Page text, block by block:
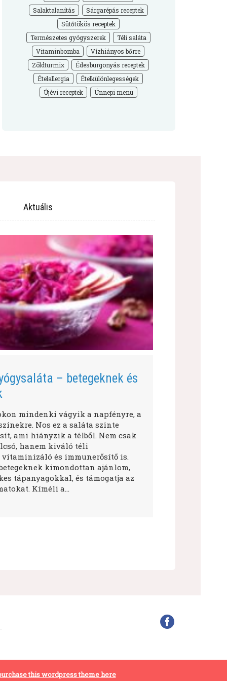
Salaktalanítás
Sárgarépás receptek
Sütőtökös receptek
Természetes gyógyszerek
Téli saláta
Vitaminbomba
Vízhiányos bőrre
Zöldturmix
Édesburgonyás receptek
Ételallergia
Ételkülönlegességek
Újévi receptek
Ünnepi menü
Aktuális
– betegeknek és
mindenki vágyik a napfényre, a
Nos ez a saláta szinte
ami hiányzik a télből. Nem csak
hanem kiváló téli
vitaminizáló és immunerősítő is.
kimondottan ajánlom,
tápanyagokkal, és támogatja az
Kíméli a…
this wordpress theme here